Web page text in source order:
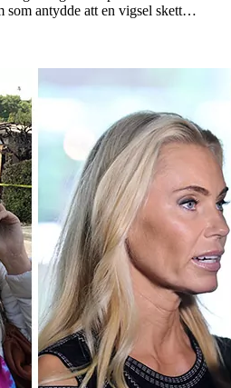
som antydde att en vigsel skett…